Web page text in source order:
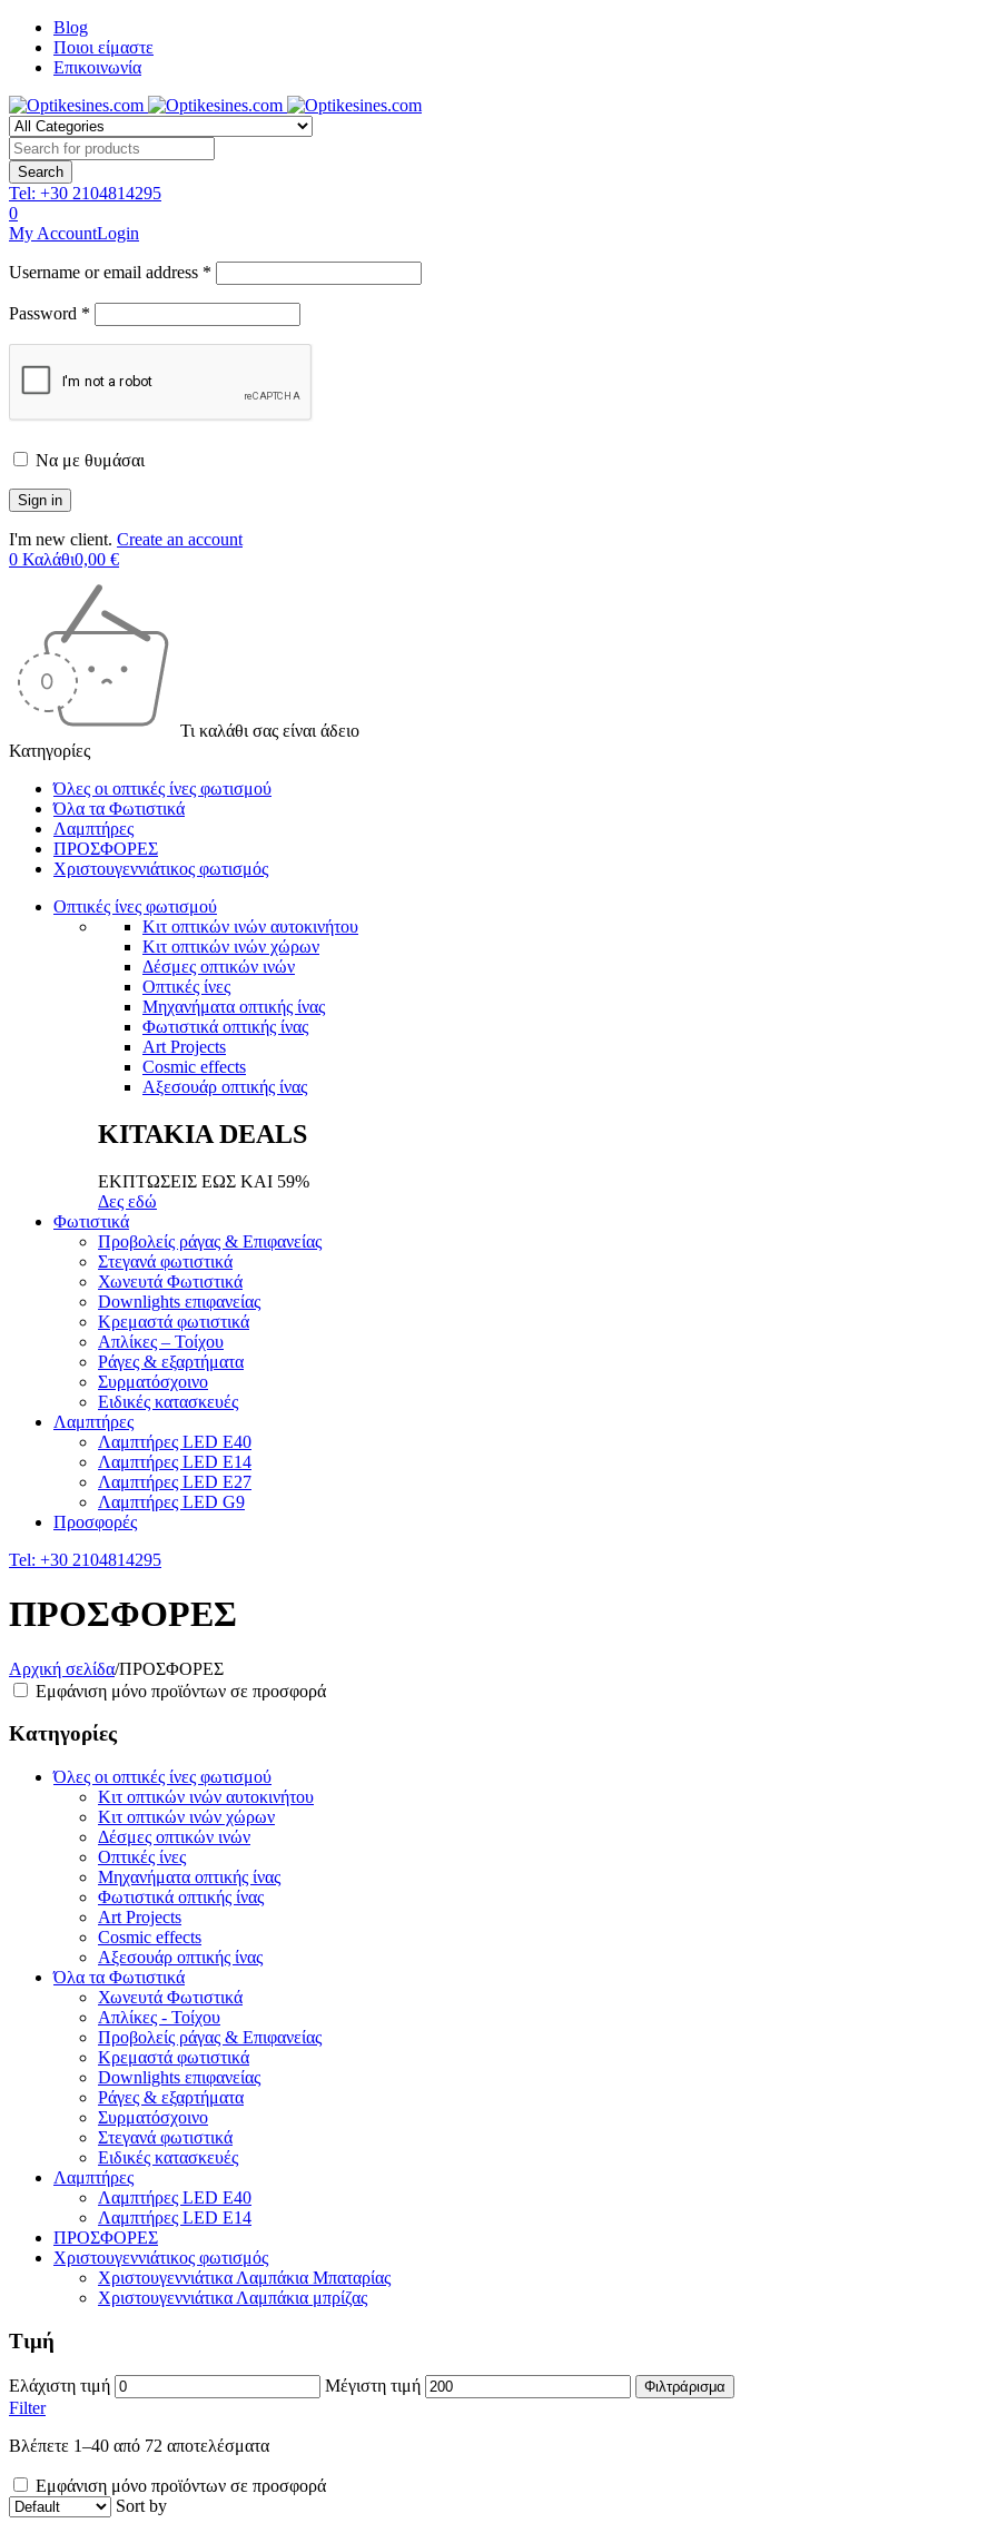
Blog
Ποιοι είμαστε
Επικοινωνία
Tel: +30 2104814295
0
My AccountLogin
Username or email address *
Password *
Να με θυμάσαι
I'm new client. Create an account
0 Καλάθι0,00 €
Τι καλάθι σας είναι άδειο
Κατηγορίες
Όλες οι οπτικές ίνες φωτισμού
Όλα τα Φωτιστικά
Λαμπτήρες
ΠΡΟΣΦΟΡΕΣ
Χριστουγεννιάτικος φωτισμός
Οπτικές ίνες φωτισμού
Κιτ οπτικών ινών αυτοκινήτου
Κιτ οπτικών ινών χώρων
Δέσμες οπτικών ινών
Οπτικές ίνες
Μηχανήματα οπτικής ίνας
Φωτιστικά οπτικής ίνας
Art Projects
Cosmic effects
Αξεσουάρ οπτικής ίνας
ΚΙΤΑΚΙΑ DEALS
ΕΚΠΤΩΣΕΙΣ ΕΩΣ ΚΑΙ 59%
Δες εδώ
Φωτιστικά
Προβολείς ράγας & Επιφανείας
Στεγανά φωτιστικά
Χωνευτά Φωτιστικά
Downlights επιφανείας
Κρεμαστά φωτιστικά
Απλίκες – Τοίχου
Ράγες & εξαρτήματα
Συρματόσχοινο
Ειδικές κατασκευές
Λαμπτήρες
Λαμπτήρες LED E40
Λαμπτήρες LED E14
Λαμπτήρες LED E27
Λαμπτήρες LED G9
Προσφορές
Tel: +30 2104814295
ΠΡΟΣΦΟΡΕΣ
Αρχική σελίδα/ΠΡΟΣΦΟΡΕΣ
Εμφάνιση μόνο προϊόντων σε προσφορά
Κατηγορίες
Όλες οι οπτικές ίνες φωτισμού
Κιτ οπτικών ινών αυτοκινήτου
Κιτ οπτικών ινών χώρων
Δέσμες οπτικών ινών
Οπτικές ίνες
Μηχανήματα οπτικής ίνας
Φωτιστικά οπτικής ίνας
Art Projects
Cosmic effects
Αξεσουάρ οπτικής ίνας
Όλα τα Φωτιστικά
Χωνευτά Φωτιστικά
Απλίκες - Τοίχου
Προβολείς ράγας & Επιφανείας
Κρεμαστά φωτιστικά
Downlights επιφανείας
Ράγες & εξαρτήματα
Συρματόσχοινο
Στεγανά φωτιστικά
Ειδικές κατασκευές
Λαμπτήρες
Λαμπτήρες LED E40
Λαμπτήρες LED E14
ΠΡΟΣΦΟΡΕΣ
Χριστουγεννιάτικος φωτισμός
Χριστουγεννιάτικα Λαμπάκια Μπαταρίας
Χριστουγεννιάτικα Λαμπάκια μπρίζας
Τιμή
Ελάχιστη τιμή Μέγιστη τιμή Φιλτράρισμα
Filter
Βλέπετε 1–40 από 72 αποτελέσματα
Εμφάνιση μόνο προϊόντων σε προσφορά
Sort by